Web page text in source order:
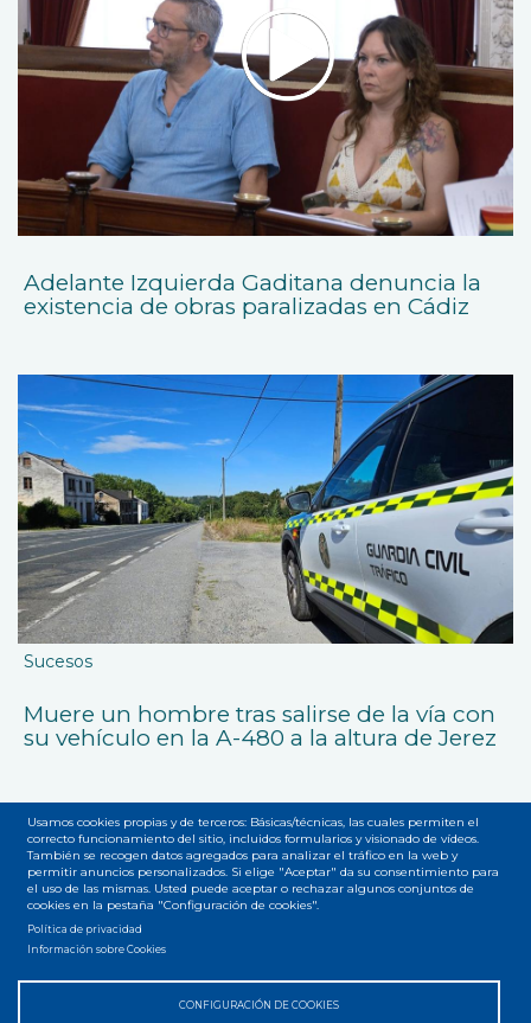
Adelante Izquierda Gaditana denuncia la
existencia de obras paralizadas en Cádiz
Sucesos
Muere un hombre tras salirse de la vía con
su vehículo en la A-480 a la altura de Jerez
Menú
del
Accesibilidad Privacidad Legal Cookies
Usamos cookies propias y de terceros: Básicas/técnicas, las cuales permiten el
correcto funcionamiento del sitio, incluidos formularios y visionado de vídeos.
También se recogen datos agregados para analizar el tráfico en la web y
permitir anuncios personalizados. Si elige "Aceptar" da su consentimiento para
el uso de las mismas. Usted puede aceptar o rechazar algunos conjuntos de
cookies en la pestaña "Configuración de cookies".
Política de privacidad
Información sobre Cookies
CONFIGURACIÓN DE COOKIES